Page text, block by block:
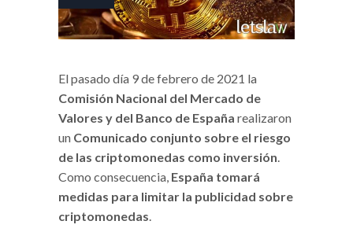
El pasado día 9 de febrero de 2021 la
Comisión Nacional del Mercado de
Valores y del Banco de España realizaron
un Comunicado conjunto sobre el riesgo
de las criptomonedas como inversión.
Como consecuencia, España tomará
medidas para limitar la publicidad sobre
criptomonedas.